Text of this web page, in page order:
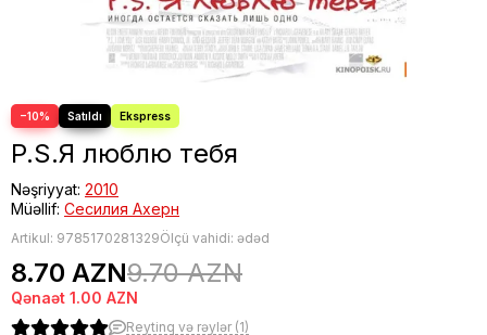
−10%
P.S.Я люблю тебя
Nəşriyyat: 2010
Müəllif: Сесилия Ахерн
Artikul: 9785170281329Ölçü vahidi: ədəd
8.70 AZN9.70 AZN
Qənaət 1.00 AZN
Reytinq və rəylər (1)